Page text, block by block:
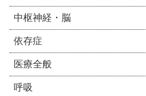
中枢神経・脳
依存症
医療全般
呼吸